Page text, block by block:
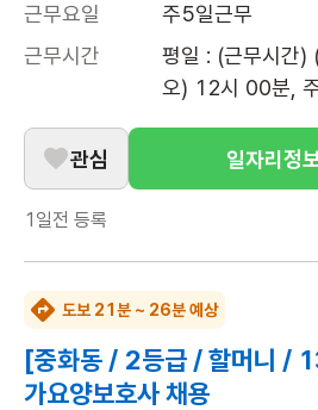
근무요일
주5일근무
근무시간
평일 : (근무시간
오) 12시 00분,
관심 일자리정
1일전 등록
도보 21분 ~ 26분 예상
[중화동 / 2등급 / 할머니
가요양보호사 채용